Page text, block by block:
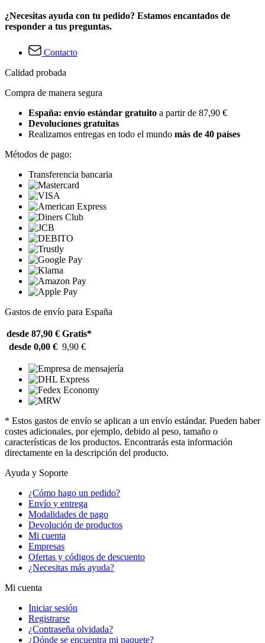
¿Necesitas ayuda con tu pedido? Estamos encantados de
responder a tus preguntas.
Contacto
Calidad probada
Compra de manera segura
España: envío estándar gratuito a partir de 87,90 €
Devoluciones gratuitas
Realizamos entregas en todo el mundo más de 40 países
Métodos de pago:
Transferencia bancaria
Gastos de envío para España
desde 87,90 € Gratis*
desde 0,00 € 9,90 €
* Estos gastos de envío se aplican a un envío estándar. Pueden haber
costes adicionales, por ejemplo, debido al peso, tamaño o
características de los productos. Encontrarás esta información
directamente en la descripción del producto.
Ayuda y Soporte
¿Cómo hago un pedido?
Envío y entrega
Modalidades de pago
Devolución de productos
Mi cuenta
Empresas
Ofertas y códigos de descuento
¿Necesitas más ayuda?
Mi cuenta
Iniciar sesión
Registrarse
¿Contraseña olvidada?
¿Dónde se encuentra mi paquete?